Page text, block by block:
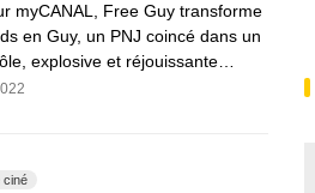
myCANAL, Free Guy transforme
en Guy, un PNJ coincé dans un
explosive et réjouissante…
ciné